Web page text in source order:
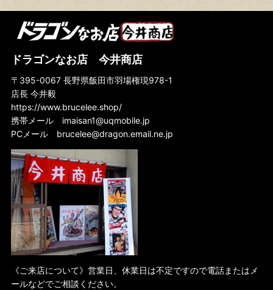
なんてったって『燃えよドラゴン』！
名作『ドラゴンへの道』はブルース・リー魂の傑作
『死亡遊戯』は永遠に終わらない死のゲームだ！
怪作『死亡の塔』に君もいずれ魅了されるだろう
ドイツ
スペイン
フランス
イタリア
ドラゴンなお店 今井商店
〒395-0067 長野県飯田市羽場権現978-1
店長 今井毅
https://www.brucelee.shop/
携帯メール imaisan1@uqmobile.jp
PCメール brucelee@dragon.email.ne.jp
《ご来店について》営業日、休業日は不定ですので電話またはメ
ールなどでご相談ください。